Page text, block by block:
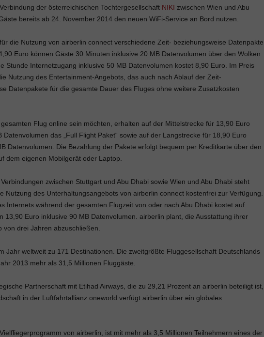
der österreichischen Tochtergesellschaft NIKI zwischen Wien und Abu
bereits ab 24. November 2014 den neuen WiFi-Service an Bord nutzen.
die Nutzung von airberlin connect verschiedene Zeit- beziehungsweise Datenpakte
Euro können Gäste 30 Minuten inklusive 20 MB Datenvolumen über den Wolken
Stunde Internetzugang inklusive 50 MB Datenvolumen kostet 8,90 Euro. Im Preis
Nutzung des Entertainment-Angebots, das auch nach Ablauf der Zeit-
Datenpakete für die gesamte Dauer des Fluges ohne weitere Zusatzkosten
Flug online sein möchten, erhalten auf der Mittelstrecke für 13,90 Euro
Datenvolumen das „Full Flight Paket“ sowie auf der Langstrecke für 18,90 Euro
Datenvolumen. Die Bezahlung der Pakete erfolgt bequem per Kreditkarte über den
dem eigenen Mobilgerät oder Laptop.
zwischen Stuttgart und Abu Dhabi sowie Wien und Abu Dhabi steht
Nutzung des Unterhaltungsangebots von airberlin connect kostenfrei zur Verfügung.
Internets während der gesamten Flugzeit von oder nach Abu Dhabi kostet auf
13,90 Euro inklusive 90 MB Datenvolumen. airberlin plant, die Ausstattung ihrer
von drei Jahren abzuschließen.
Jahr weltweit zu 171 Destinationen. Die zweitgrößte Fluggesellschaft Deutschlands
2013 mehr als 31,5 Millionen Fluggäste.
Partnerschaft mit Etihad Airways, die zu 29,21 Prozent an airberlin beteiligt ist,
in der Luftfahrtallianz oneworld verfügt airberlin über ein globales
von airberlin, ist mit mehr als 3,5 Millionen Teilnehmern eines der